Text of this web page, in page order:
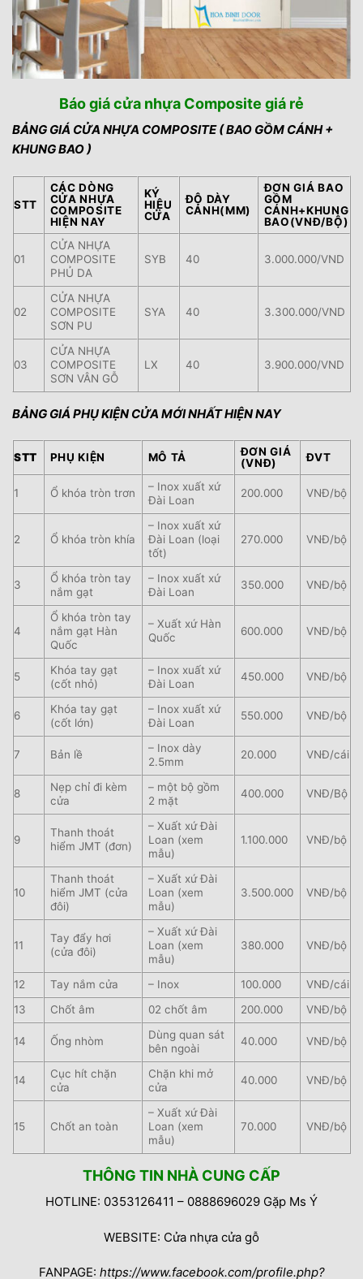
Báo giá cửa nhựa Composite giá rẻ
BẢNG GIÁ CỬA NHỰA COMPOSITE ( BAO GỒM CÁNH +
KHUNG BAO )
STT
CÁC DÒNG
CỬA NHỰA
COMPOSITE
HIỆN NAY
KÝ
HIỆU
CỬA
ĐỘ DÀY
CÁNH(MM)
ĐƠN GIÁ BAO
GỒM
CÁNH+KHUNG
BAO(VNĐ/BỘ)
01
CỬA NHỰA
COMPOSITE
PHỦ DA
SYB 40 3.000.000/VND
02
CỬA NHỰA
COMPOSITE
SƠN PU
SYA 40 3.300.000/VND
03
CỬA NHỰA
COMPOSITE
SƠN VÂN GỖ
LX 40 3.900.000/VND
BẢNG GIÁ PHỤ KIỆN CỬA MỚI NHẤT HIỆN NAY
STT PHỤ KIỆN MÔ TẢ
ĐƠN GIÁ
(VNĐ)
ĐVT
1 Ổ khóa tròn trơn
– Inox xuất xứ
Đài Loan
200.000 VNĐ/bộ
2 Ổ khóa tròn khía
– Inox xuất xứ
Đài Loan (loại
tốt)
270.000 VNĐ/bộ
3
Ổ khóa tròn tay
nắm gạt
– Inox xuất xứ
Đài Loan
350.000 VNĐ/bộ
4
Ổ khóa tròn tay
nắm gạt Hàn
Quốc
– Xuất xứ Hàn
Quốc
600.000 VNĐ/bộ
5
Khóa tay gạt
(cốt nhỏ)
– Inox xuất xứ
Đài Loan
450.000 VNĐ/bộ
6
Khóa tay gạt
(cốt lớn)
– Inox xuất xứ
Đài Loan
550.000 VNĐ/bộ
7 Bản lề
– Inox dày
2.5mm
20.000 VNĐ/cái
8
Nẹp chỉ đi kèm
cửa
– một bộ gồm
2 mặt
400.000 VNĐ/Bộ
9
Thanh thoát
hiểm JMT (đơn)
– Xuất xứ Đài
Loan (xem
mẫu)
1.100.000 VNĐ/bộ
10
Thanh thoát
hiểm JMT (cửa
đôi)
– Xuất xứ Đài
Loan (xem
mẫu)
3.500.000 VNĐ/bộ
11
Tay đẩy hơi
(cửa đôi)
– Xuất xứ Đài
Loan (xem
mẫu)
380.000 VNĐ/bộ
12 Tay nắm cửa – Inox 100.000
VNĐ/cái
13
Chốt âm 02 chốt âm 200.000 VNĐ/bộ
14 Ống nhòm
Dùng quan sát
bên ngoài
40.000 VNĐ/bộ
14
Cục hít chặn
cửa
Chặn khi mở
cửa
40.000 VNĐ/bộ
15 Chốt an toàn
– Xuất xứ Đài
Loan (xem
mẫu)
70.000 VNĐ/bộ
THÔNG TIN NHÀ CUNG CẤP
HOTLINE: 0353126411 – 0888696029 Gặp Ms Ý
WEBSITE: Cửa nhựa cửa gỗ
FANPAGE: https://www.facebook.com/profile.php?